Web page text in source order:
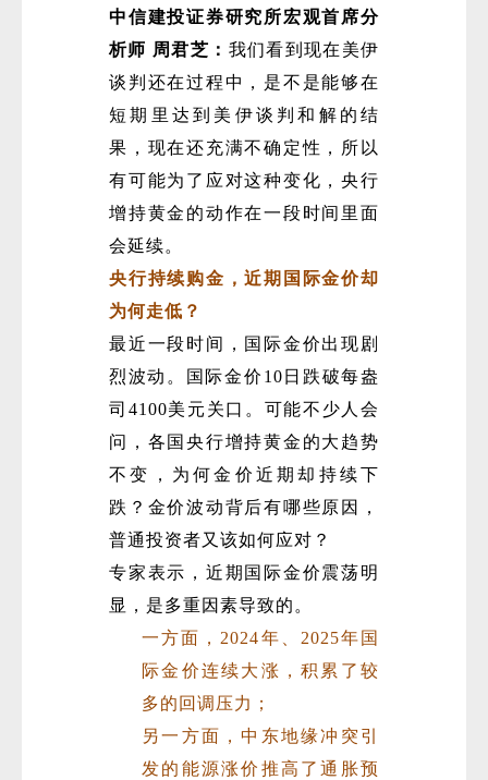
中信建投证券研究所宏观首席分
析师 周君芝： 我们看到现在美伊
谈判还在过程中，是不是能够在
短期里达到美伊谈判和解的结
果，现在还充满不确定性，所以
有可能为了应对这种变化，央行
增持黄金的动作在一段时间里面
会延续。
央行持续购金，近期国际金价却
为何走低？
最近一段时间，国际金价出现剧
烈波动。国际金价10日跌破每盎
司4100美元关口。可能不少人会
问，各国央行增持黄金的大趋势
不变，为何金价近期却持续下
跌？金价波动背后有哪些原因，
普通投资者又该如何应对？
专家表示，近期国际金价震荡明
显，是多重因素导致的。
一方面，2024年、2025年国
际金价连续大涨，积累了较
多的回调压力；
另一方面，中东地缘冲突引
发的能源涨价推高了通胀预